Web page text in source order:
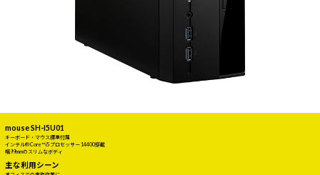
mouse SH-I5U01
キーボード・マウス標準付属
インテル® Core™ i5 プロセッサー 14400搭載
幅99mmのスリムなボディ
主な利用シーン